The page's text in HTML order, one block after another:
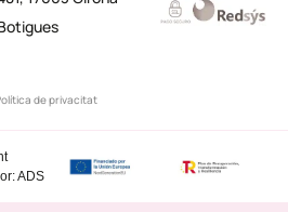
de privacitat
ADS